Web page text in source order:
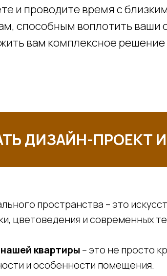
и проводите время с
способным воплотить ваши
вам комплексное
ДИЗАЙН-ПРОЕКТ
пространства – это
цветоведения и современных
квартиры – это не просто
и особенности помещения.